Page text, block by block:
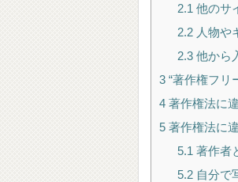
2.1 他のサ
2.2人物や
2.3他から
3 “著作権フリ
4 著作権法に
5 著作権法に
5.1 著作者
5.2自分で